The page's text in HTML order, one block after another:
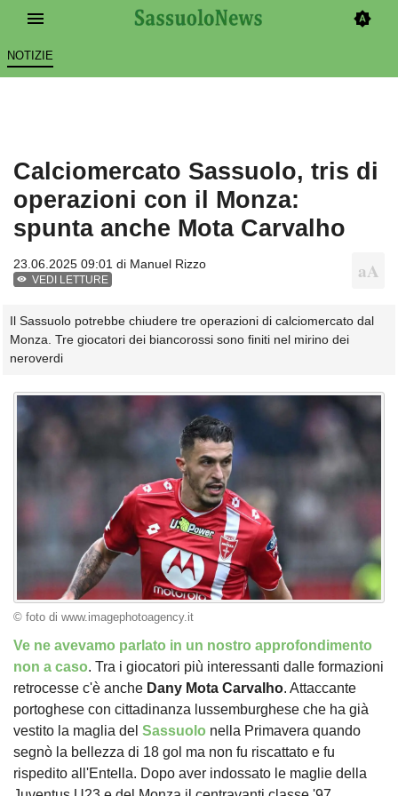
NOTIZIE
Calciomercato Sassuolo, tris di
operazioni con il Monza:
spunta anche Mota Carvalho
23.06.2025 09:01 di Manuel Rizzo
VEDI LETTURE
Il Sassuolo potrebbe chiudere tre operazioni di calciomercato dal
Monza. Tre giocatori dei biancorossi sono finiti nel mirino dei
neroverdi
© foto di www.imagephotoagency.it
Ve ne avevamo parlato in un nostro approfondimento
non a caso. Tra i giocatori più interessanti dalle formazioni
retrocesse c'è anche Dany Mota Carvalho. Attaccante
portoghese con cittadinanza lussemburghese che ha già
vestito la maglia del Sassuolo nella Primavera quando
segnò la bellezza di 18 gol ma non fu riscattato e fu
rispedito all'Entella. Dopo aver indossato le maglie della